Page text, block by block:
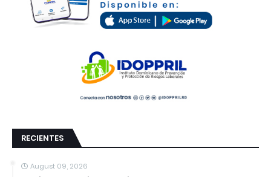
RECIENTES
August 09, 2026